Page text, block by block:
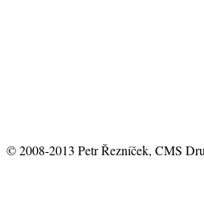
© 2008-2013 Petr Řezníček, CMS